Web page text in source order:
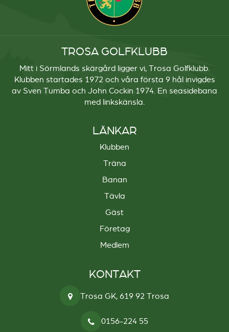
TROSA GOLFKLUBB
Mitt i Sörmlands skärgård ligger vi, Trosa Golfklubb.
Klubben startades 1972 och våra första 9 hål invigdes
av Sven Tumba och John Cockin 1974. En seasidebana
med linkskänsla.
LÄNKAR
Klubben
Träna
Banan
Tävla
Gäst
Företag
Medlem
KONTAKT
Trosa GK, 619 92 Trosa
0156-224 55